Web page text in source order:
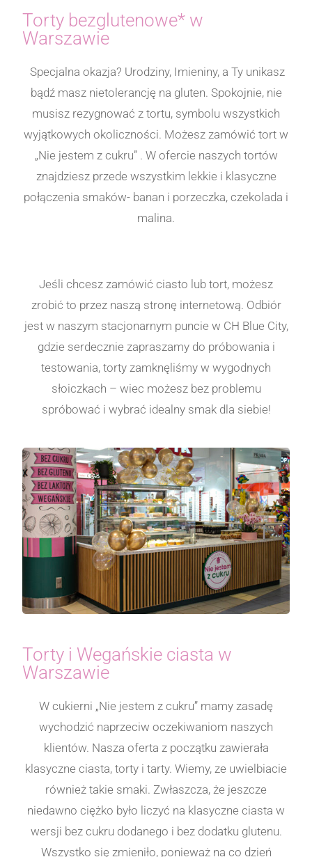
Torty bezglutenowe* w
Warszawie
Specjalna okazja? Urodziny, Imieniny, a Ty unikasz
bądź masz nietolerancję na gluten. Spokojnie, nie
musisz rezygnować z tortu, symbolu wszystkich
wyjątkowych okoliczności. Możesz zamówić tort w
„Nie jestem z cukru” . W ofercie naszych tortów
znajdziesz przede wszystkim lekkie i klasyczne
połączenia smaków- banan i porzeczka, czekolada i
malina.
Jeśli chcesz zamówić ciasto lub tort, możesz
zrobić to przez naszą stronę internetową. Odbiór
jest w naszym stacjonarnym puncie w CH Blue City,
gdzie serdecznie zapraszamy do próbowania i
testowania, torty zamknęliśmy w wygodnych
słoiczkach – wiec możesz bez problemu
spróbować i wybrać idealny smak dla siebie!
Torty i Wegańskie ciasta w
Warszawie
W cukierni „Nie jestem z cukru” mamy zasadę
wychodzić naprzeciw oczekiwaniom naszych
klientów. Nasza oferta z początku zawierała
klasyczne ciasta, torty i tarty. Wiemy, ze uwielbiacie
również takie smaki. Zwłaszcza, że jeszcze
niedawno ciężko było liczyć na klasyczne ciasta w
wersji bez cukru dodanego i bez dodatku glutenu.
Wszystko się zmieniło, ponieważ na co dzień